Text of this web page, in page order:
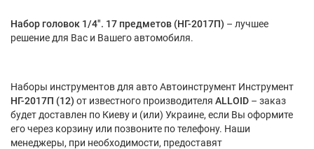
Набор головок 1/4". 17 предметов (НГ-2017П) – лучшее
решение для Вас и Вашего автомобиля.
Наборы инструментов для авто Автоинструмент Инструмент
НГ-2017П (12) от известного производителя ALLOID – заказ
будет доставлен по Киеву и (или) Украине, если Вы оформите
его через корзину или позвоните по телефону. Наши
менеджеры, при необходимости, предоставят